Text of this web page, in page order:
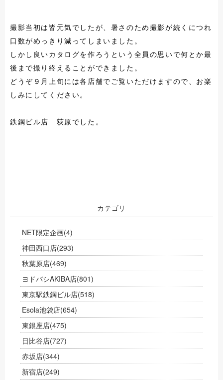
撮影当初は皆元気でしたが、暑さのため撮影が続くにつれ
口数がめっきり減ってしまいました。
しかし良いカタログを作ろうという全員の思いで何とか最
後まで撮り終えることができました。
どうぞ９月上旬には各店舗でご覧いただけますので、お楽
しみにしてください。
鉄鋼ビル店 荻原でした。
カテゴリ
NET限定企画(4)
神田西口店(293)
秋葉原店(469)
ヨドバシAKIBA店(801)
東京駅鉄鋼ビル店(518)
Esola池袋店(654)
東銀座店(475)
日比谷店(727)
赤坂店(344)
新宿店(249)